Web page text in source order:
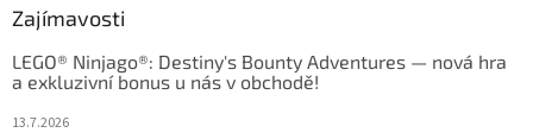
Zajímavosti
LEGO® Ninjago®: Destiny's Bounty Adventures — nová hra
a exkluzivní bonus u nás v obchodě!
13.7.2026